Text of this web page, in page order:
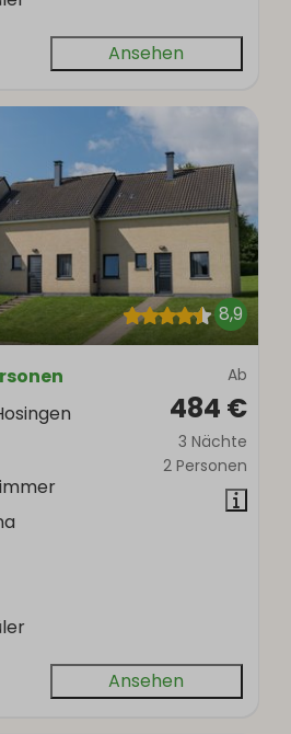
Ansehen
8,9
Ab
484 €
3 Nächte
2 Personen
Ansehen